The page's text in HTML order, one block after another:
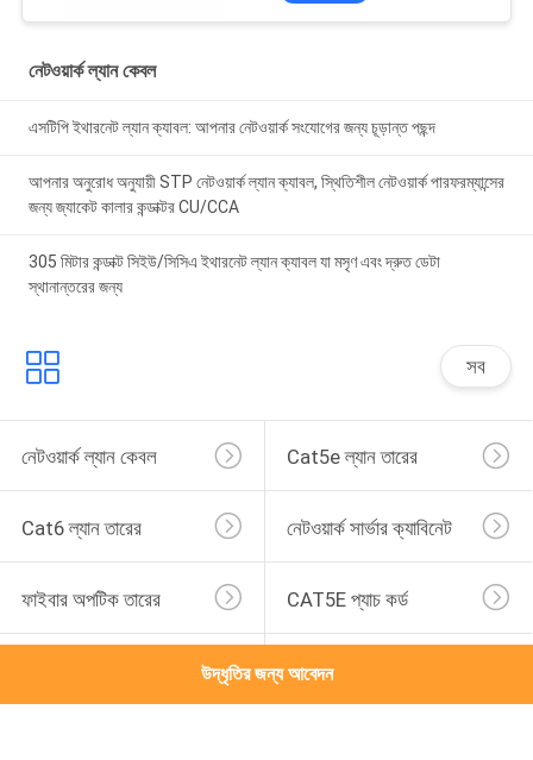
নেটওয়ার্ক ল্যান কেবল
এসটিপি ইথারনেট ল্যান ক্যাবল: আপনার নেটওয়ার্ক সংযোগের জন্য চূড়ান্ত পছন্দ
আপনার অনুরোধ অনুযায়ী STP নেটওয়ার্ক ল্যান ক্যাবল, স্থিতিশীল নেটওয়ার্ক পারফরম্যান্সের
জন্য জ্যাকেট কালার কন্ডাক্টর CU/CCA
305 মিটার কন্ডাক্ট সিইউ/সিসিএ ইথারনেট ল্যান ক্যাবল যা মসৃণ এবং দ্রুত ডেটা
স্থানান্তরের জন্য
সব
নেটওয়ার্ক ল্যান কেবল Cat5e ল্যান তারের
Cat6 ল্যান তারের নেটওয়ার্ক সার্ভার ক্যাবিনেট
ফাইবার অপটিক তারের CAT5E প্যাচ কর্ড
নেটওয়ার্ক কেবল সমাবেশ
উদ্ধৃতির জন্য আবেদন